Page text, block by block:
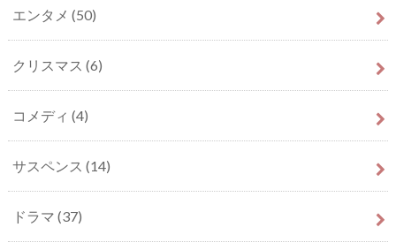
エンタメ (50)
クリスマス (6)
コメディ (4)
サスペンス (14)
ドラマ (37)